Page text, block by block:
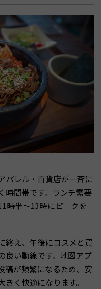
パレル・百貨店が一斉に
時間帯です。ランチ需要
時半〜13時にピークを
終え、午後にコスメと買
良い動線です。地図アプ
稿が頻繁になるため、安
く快適になります。